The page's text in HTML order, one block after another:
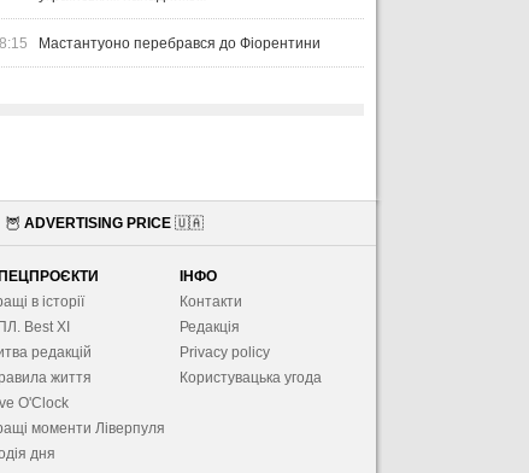
Мастантуоно перебрався до Фіорентини
🦉 ADVERTISING PRICE 🇺🇦
в історії
Best XІ
редакцій
життя
O'Clock
моменти Ліверпуля
дня
ІНФО
Контакти
Редакція
Privacy policy
Користувацька угода